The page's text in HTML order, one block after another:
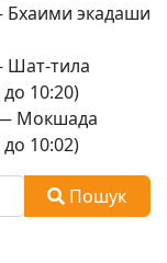
Бхаими экадаши
Шат-тила
10:20)
— Мокшада
10:02)
Пошук